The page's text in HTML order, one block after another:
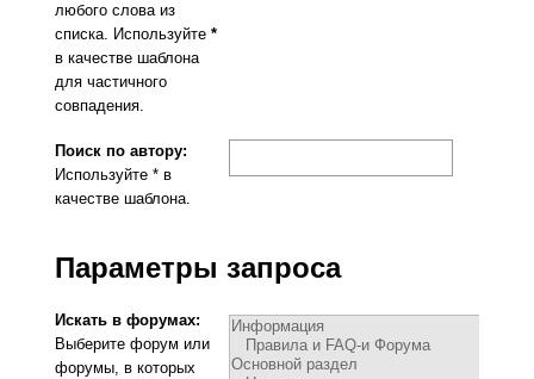
любого слова из
списка. Используйте*
в качестве шаблона
для частичного
совпадения.
Поиск по автору:
Используйте * в
качестве шаблона.
Параметры запроса
Искать в форумах:
Выберите форум или
форумы, в которых